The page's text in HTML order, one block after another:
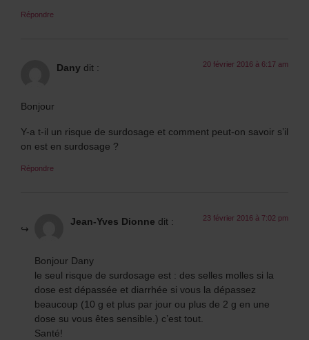
Répondre
Dany dit : 20 février 2016 à 6:17 am
Bonjour
Y-a t-il un risque de surdosage et comment peut-on savoir s’il
on est en surdosage ?
Répondre
Jean-Yves Dionne dit : 23 février 2016 à 7:02 pm
Bonjour Dany
le seul risque de surdosage est : des selles molles si la
dose est dépassée et diarrhée si vous la dépassez
beaucoup (10 g et plus par jour ou plus de 2 g en une
dose su vous êtes sensible.) c’est tout.
Santé!